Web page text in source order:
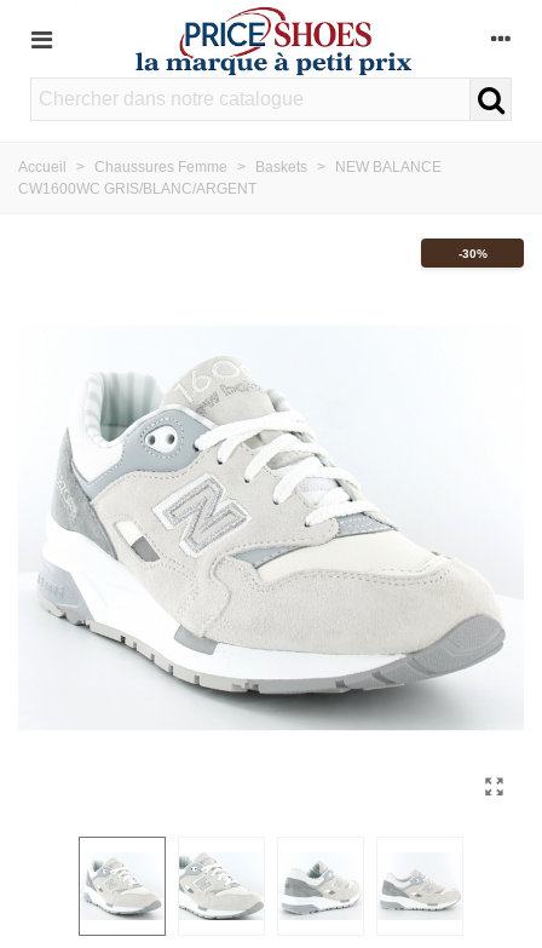
Accueil > Chaussures Femme > Baskets >
NEW BALANCE
CW1600WC GRIS/BLANC/ARGENT
-30%